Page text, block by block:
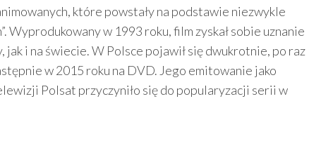
które powstały na podstawie niezwykle
w 1993 roku, film zyskał sobie uznanie
i na świecie. W Polsce pojawił się dwukrotnie, po raz
w 2015 roku na DVD. Jego emitowanie jako
Polsat przyczyniło się do popularyzacji serii w